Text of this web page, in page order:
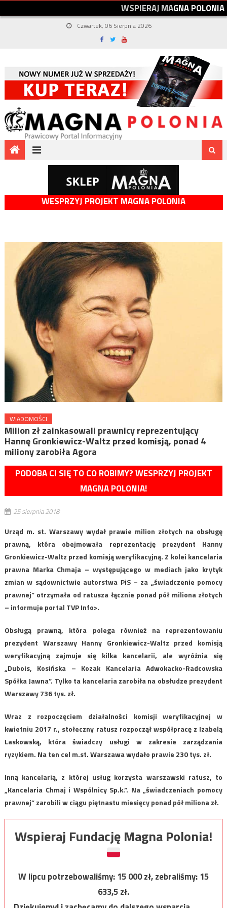
WSPIERAJMAGNAPOLONIA
Czwartek, 06 Sierpnia 2026
WESPRZYJ PROJEKT MAGNA POLONIA
WIADOMOŚCI
Milion zł zainkasowali prawnicy reprezentujący
Hannę Gronkiewicz-Waltz przed komisją, ponad 4
miliony zarobiła Agora
PODOBA CI SIĘ TO CO ROBIMY? WESPRZYJ PROJEKT
MAGNA POLONIA!
25 sierpnia 2018
Urząd m. st. Warszawy wydał prawie milion złotych na obsługę
prawną, która obejmowała reprezentację prezydent Hanny
Gronkiewicz-Waltz przed komisją weryfikacyjną. Z kolei kancelaria
prawna Marka Chmaja – występującego w mediach jako krytyk
zmian w sądownictwie autorstwa PiS – za „świadczenie pomocy
prawnej” otrzymała od ratusza łącznie ponad pół miliona złotych
– informuje portal TVP Info>.
Obsługą prawną, która polega również na reprezentowaniu
prezydent Warszawy Hanny Gronkiewicz-Waltz przed komisją
weryfikacyjną zajmuje się kilka kancelarii, ale wyróżnia się
„Dubois, Kosińska – Kozak Kancelaria Adwokacko-Radcowska
Spółka Jawna”. Tylko ta kancelaria zarobiła na obsłudze prezydent
Warszawy 736 tys. zł.
Wraz z rozpoczęciem działalności komisji weryfikacyjnej w
kwietniu 2017 r., stołeczny ratusz rozpoczął współpracę z Izabelą
Laskowską, która świadczy usługi w zakresie zarządzania
ryzykiem. Na ten cel m.st. Warszawa wydało prawie 230 tys. zł.
Inną kancelarią, z której usług korzysta warszawski ratusz, to
„Kancelaria Chmaj i Wspólnicy Sp.k.”. Na „świadczeniach pomocy
prawnej” zarobili w ciągu piętnastu miesięcy ponad pół miliona zł.
Wspieraj Fundację Magna Polonia!
W lipcu potrzebowaliśmy:15 000zł, zebraliśmy:15
633,5zł.